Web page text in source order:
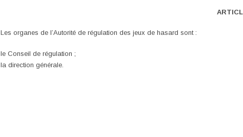
Les organes de l’Autorité de régulation des jeux de hasard sont :
le Conseil de régulation ;
la direction générale.